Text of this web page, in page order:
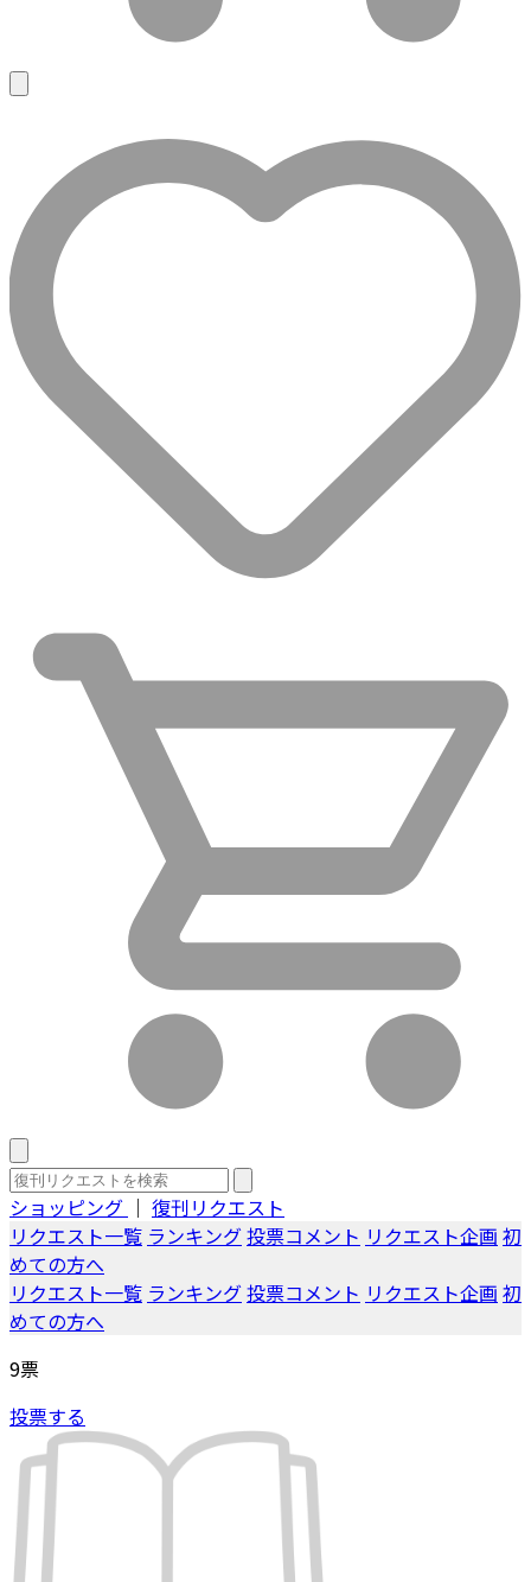
ショッピング ｜ 復刊リクエスト
リクエスト一覧 ランキング投票コメント リクエスト企画 初
めての方へ
リクエスト一覧 ランキング投票コメント リクエスト企画 初
めての方へ
9票
投票する